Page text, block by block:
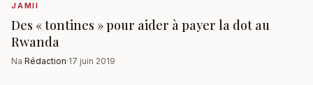
JAMII
Des « tontines » pour aider à payer la dot au
Rwanda
Na Rédaction·17 juin 2019